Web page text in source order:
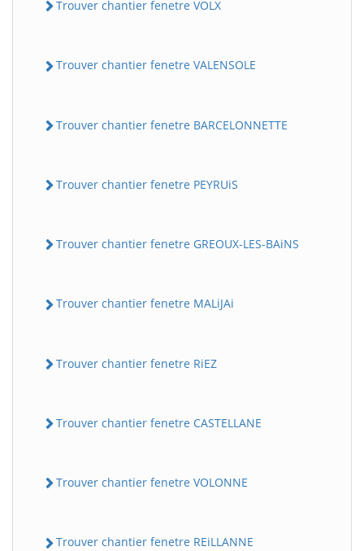
Trouver chantier fenetre VOLX
Trouver chantier fenetre VALENSOLE
Trouver chantier fenetre BARCELONNETTE
Trouver chantier fenetre PEYRUiS
Trouver chantier fenetre GREOUX-LES-BAiNS
Trouver chantier fenetre MALiJAi
Trouver chantier fenetre RiEZ
Trouver chantier fenetre CASTELLANE
Trouver chantier fenetre VOLONNE
Trouver chantier fenetre REiLLANNE